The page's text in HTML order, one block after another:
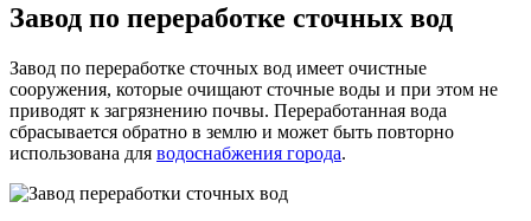
Завод по переработке сточных вод
Завод по переработке сточных вод имеет очистные
сооружения, которые очищают сточные воды и при этом не
приводят к загрязнению почвы. Переработанная вода
сбрасывается обратно в землю и может быть повторно
использована для водоснабжения города.